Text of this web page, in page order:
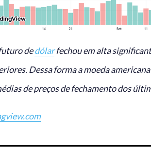
dedólarfechou em alta
Dessa forma a moeda
de preços de fechamento dos